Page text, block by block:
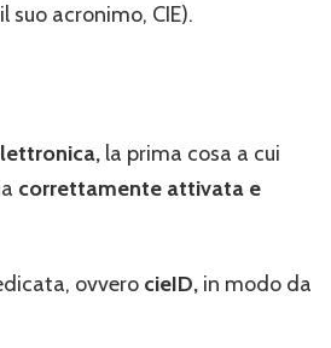
suo acronimo, CIE).
la prima cosa a cui
correttamente attivata e
ovvero cieID, in modo da